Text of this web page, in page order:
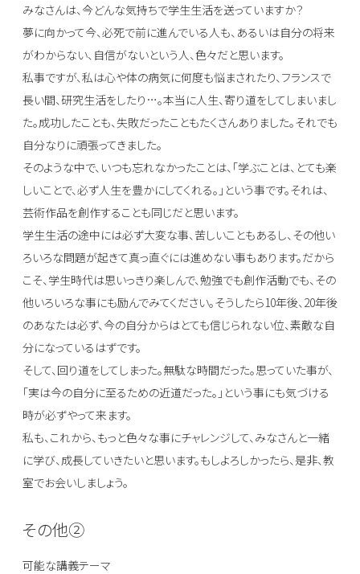
みなさんは、今どんな気持ちで学生生活を送っていますか？
夢に向かって今、必死で前に進んでいる人も、あるいは自分の将来
がわからない、自信がないという人、色々だと思います。
私事ですが、私は心や体の病気に何度も悩まされたり、フランスで
長い間、研究生活をしたり…。本当に人生、寄り道をしてしまいまし
た。成功したことも、失敗だったこともたくさんありました。それでも
自分なりに頑張ってきました。
そのような中で、いつも忘れなかったことは、「学ぶことは、とても楽
しいことで、必ず人生を豊かにしてくれる。」という事です。それは、
芸術作品を創作することも同じだと思います。
学生生活の途中には必ず大変な事、苦しいこともあるし、その他い
ろいろな問題が起きて真っ直ぐには進めない事もあります。だから
こそ、学生時代は思いっきり楽しんで、勉強でも創作活動でも、その
他いろいろな事にも励んでみてください。そうしたら10年後、20年後
のあなたは必ず、今の自分からはとても信じられない位、素敵な自
分になっているはずです。
そして、回り道をしてしまった。無駄な時間だった。思っていた事が、
「実は今の自分に至るための近道だった。」という事にも気づける
時が必ずやって来ます。
私も、これから、もっと色々な事にチャレンジして、みなさんと一緒
に学び、成長していきたいと思います。もしよろしかったら、是非、教
室でお会いしましょう。
その他②
可能な講義テーマ